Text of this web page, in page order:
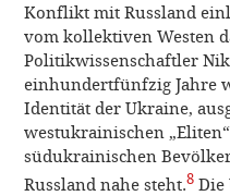
Konflikt mit Russland
vom kollektiven Westen
Politikwissenschaftler
einhundertfünfzig Jahre
Identität der Ukraine,
westukrainischen
südukrainischen
Russland nahe steht.8 Die